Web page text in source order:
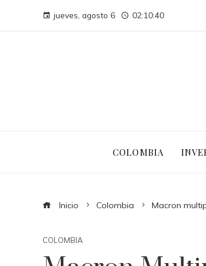
jueves, agosto 6 02:10:41
COLOMBIA
Inicio Colombia Macron
COLOMBIA